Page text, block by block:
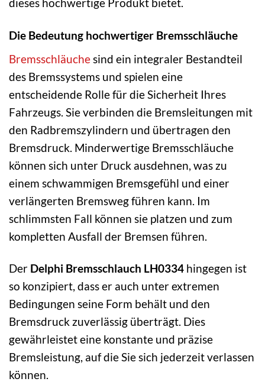
Die Bedeutung hochwertiger Bremsschläuche
Bremsschläuche sind ein integraler Bestandteil
des Bremssystems und spielen eine
entscheidende Rolle für die Sicherheit Ihres
Fahrzeugs. Sie verbinden die Bremsleitungen mit
den Radbremszylindern und übertragen den
Bremsdruck. Minderwertige Bremsschläuche
können sich unter Druck ausdehnen, was zu
einem schwammigen Bremsgefühl und einer
verlängerten Bremsweg führen kann. Im
schlimmsten Fall können sie platzen und zum
kompletten Ausfall der Bremsen führen.
Der Delphi Bremsschlauch LH0334 hingegen ist
so konzipiert, dass er auch unter extremen
Bedingungen seine Form behält und den
Bremsdruck zuverlässig überträgt. Dies
gewährleistet eine konstante und präzise
Bremsleistung, auf die Sie sich jederzeit verlassen
können.